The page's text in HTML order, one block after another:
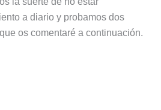
a diario y probamos dos
os comentaré a continuación.